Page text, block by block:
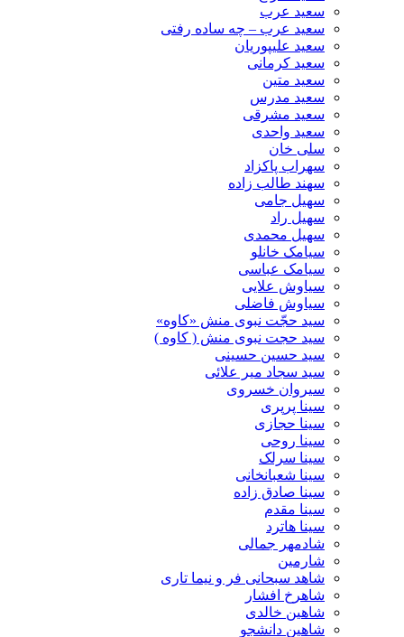
سعید عرب
سعید عرب – چه ساده رفتی
سعید علیپوریان
سعید کرمانی
سعید متین
سعید مدرس
سعید مشرقی
سعید واحدی
سلی خان
سهراب پاکزاد
سهند طالب زاده
سهیل جامی
سهیل راد
سهیل محمدی
سیامک خانلو
سیامک عباسی
سیاوش علایی
سیاوش فاضلی
سید حجّت نبوی منش «کاوه»
سید حجت نبوی منش ( کاوه )
سید حسین حسینى
سید سجاد میر علائی
سیروان خسروی
سینا پرپری
سینا حجازی
سینا روحی
سینا سرلک
سینا شعبانخانی
سینا صادق زاده
سینا مقدم
سینا هاترد
شادمهر جمالی
شارمین
شاهد سبحانی فر و نیما تاری
شاهرخ افشار
شاهین خالدی
شاهین دانشجو